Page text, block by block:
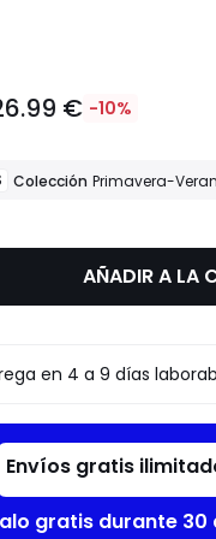
€ -10%
Colección Primavera-
AÑADIR A LA
en 4 a 9 días
Envíos gratis
gratis durante 30